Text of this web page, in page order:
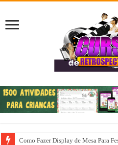
Como Fazer Display de Mesa Para